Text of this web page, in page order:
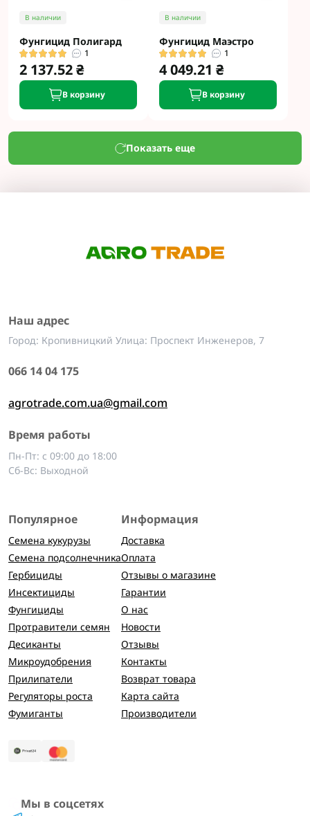
В наличии
Фунгицид Полигард
1
2 137.52 ₴
В корзину
В наличии
Фунгицид Маэстро
1
4 049.21 ₴
В корзину
Показать еще
Наш адрес
Город: Кропивницкий Улица: Проспект Инженеров, 7
066 14 04 175
agrotrade.com.ua@gmail.com
Время работы
Пн-Пт: с 09:00 до 18:00
Сб-Вс: Выходной
Популярное
Семена кукурузы
Семена подсолнечника
Гербициды
Инсектициды
Фунгициды
Протравители семян
Десиканты
Микроудобрения
Прилипатели
Регуляторы роста
Фумиганты
Информация
Доставка
Оплата
Отзывы о магазине
Гарантии
О нас
Новости
Отзывы
Контакты
Возврат товара
Карта сайта
Производители
Мы в соцсетях